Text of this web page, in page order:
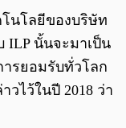
โนโลยีของบริษัท
ILP นั้นจะมาเป็น
รยอมรับทั่วโลก
ไว้ในปี 2018 ว่า